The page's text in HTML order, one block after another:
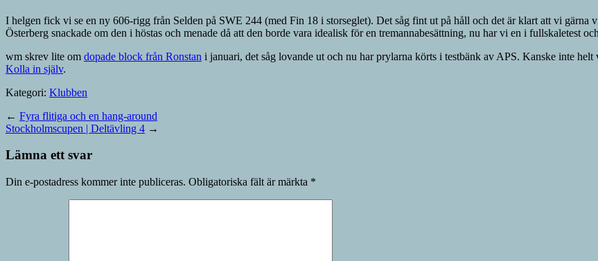
I helgen fick vi se en ny 606-rigg från Selden på SWE 244 (med Fin 18 i storseglet). Det såg fint ut på håll och det är klart att vi
Österberg snackade om den i höstas och menade då att den borde vara idealisk för en tremannabesättning, nu har vi en i fullskaletest
wm skrev lite om dopade block från Ronstan i januari, det såg lovande ut och nu har prylarna körts i testbänk av APS. Kanske inte
Kolla in själv.
Kategori: Klubben
← Fyra flitiga och en hang-around
Stockholmscupen | Deltävling 4 →
Lämna ett svar
Din e-postadress kommer inte publiceras. Obligatoriska fält är märkta *